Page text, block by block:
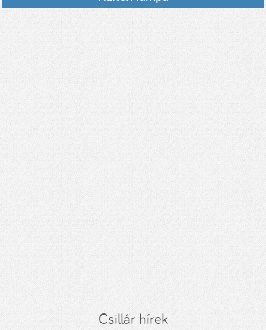
Csillár hírek